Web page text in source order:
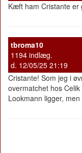
Kæft ham Cristante er
tbroma10
1194 indlæg.
d. 12/05/25 21:19
Cristante! Som jeg i
overmatchet hos
Lookmann ligger,